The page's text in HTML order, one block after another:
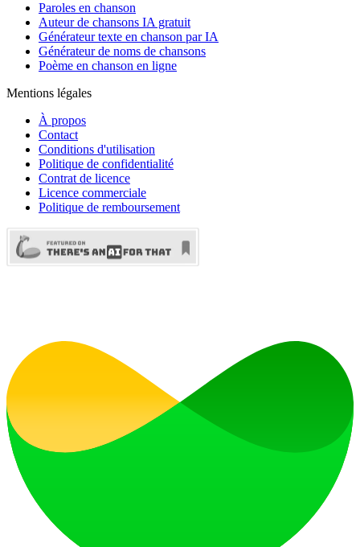
Paroles en chanson
Auteur de chansons IA gratuit
Générateur texte en chanson par IA
Générateur de noms de chansons
Poème en chanson en ligne
Mentions légales
À propos
Contact
Conditions d'utilisation
Politique de confidentialité
Contrat de licence
Licence commerciale
Politique de remboursement